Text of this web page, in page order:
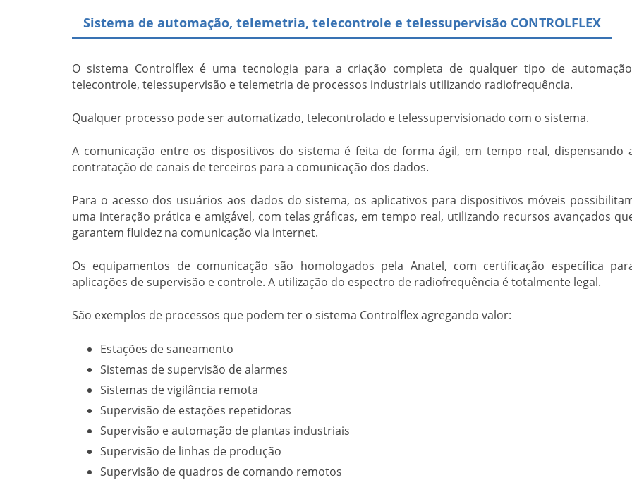
Sistema de automação, telemetria, telecontrole e telessupervisão CONTROLFLEX
O sistema Controlflex é uma tecnologia para a criação completa de qualquer tipo de
telecontrole, telessupervisão e telemetria de processos industriais utilizando radiofrequência.
Qualquer processo pode ser automatizado, telecontrolado e telessupervisionado com o sistema.
A comunicação entre os dispositivos do sistema é feita de forma ágil, em tempo real, dispensando
contratação de canais de terceiros para a comunicação dos dados.
Para o acesso dos usuários aos dados do sistema, os aplicativos para dispositivos móveis
uma interação prática e amigável, com telas gráficas, em tempo real, utilizando recursos avançados
garantem fluidez na comunicação via internet.
Os equipamentos de comunicação são homologados pela Anatel, com certificação específica
aplicações de supervisão e controle. A utilização do espectro de radiofrequência é totalmente legal.
São exemplos de processos que podem ter o sistema Controlflex agregando valor:
Estações de saneamento
Sistemas de supervisão de alarmes
Sistemas de vigilância remota
Supervisão de estações repetidoras
Supervisão e automação de plantas industriais
Supervisão de linhas de produção
Supervisão de quadros de comando remotos